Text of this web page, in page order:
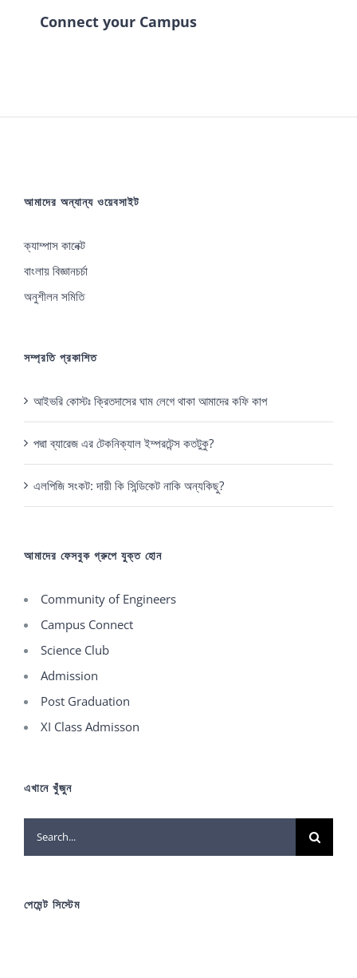
Connect your Campus
আমাদের অন্যান্য ওয়েবসাইট
ক্যাম্পাস কানেক্ট
বাংলায় বিজ্ঞানচর্চা
অনুশীলন সমিতি
সম্প্রতি প্রকাশিত
আইভরি কোস্টঃ ক্রিতদাসের ঘাম লেগে থাকা আমাদের কফি কাপ
পদ্মা ব্যারেজ এর টেকনিক্যাল ইম্পরটেন্স কতটুকু?
এলপিজি সংকট: দায়ী কি সিন্ডিকেট নাকি অন্যকিছু?
আমাদের ফেসবুক গ্রুপে যুক্ত হোন
Community of Engineers
Campus Connect
Science Club
Admission
Post Graduation
XI Class Admisson
এখানে খুঁজুন
Search
for:
পেমেন্ট সিস্টেম